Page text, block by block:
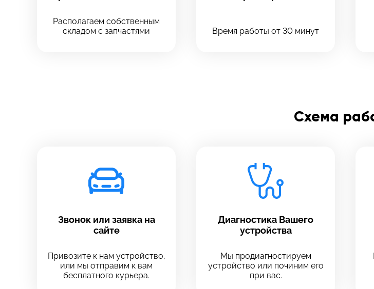
Располагаем собственным
складом с запчастями
Время работы от 30 минут
Схема
Звонок или заявка на
сайте
Привозите к нам устройство,
или мы отправим к вам
бесплатного курьера.
Диагностика Вашего
устройства
Мы продиагностируем
устройство или починим его
при вас.
Напишите свой отзыв